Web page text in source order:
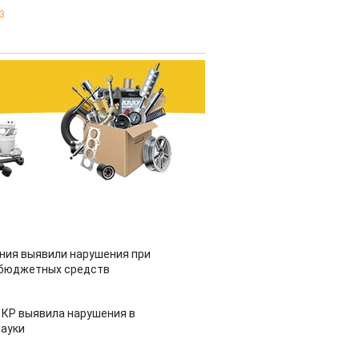
3
выявили нарушения при
средств
выявила нарушения в